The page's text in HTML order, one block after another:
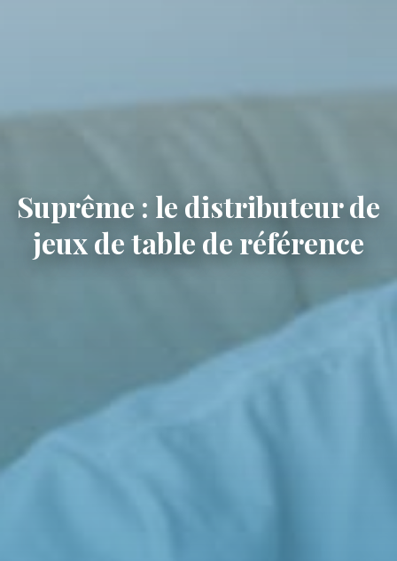
Suprême : le distributeur de
jeux de table de référence